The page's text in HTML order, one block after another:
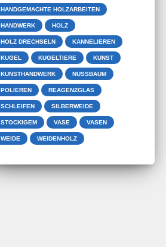
HANDGEMACHTE HOLZARBEITEN
HANDWERK HOLZ
HOLZ DRECHSELN KANNELIEREN
KUGEL KUGELTIERE KUNST
KUNSTHANDWERK NUSSBAUM
POLIEREN REAGENZGLAS
SCHLEIFEN SILBERWEIDE
STOCKIGEM VASE VASEN
WEIDE WEIDENHOLZ